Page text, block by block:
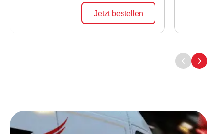
Jetzt bestellen